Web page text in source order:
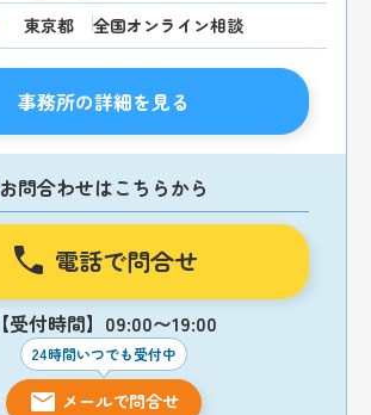
東京都 全国オンライン相談
事務所の詳細を見る
お問合わせはこちらから
電話で問合せ
【受付時間】09:00〜19:00
24時間いつでも受付中
メールで問合せ